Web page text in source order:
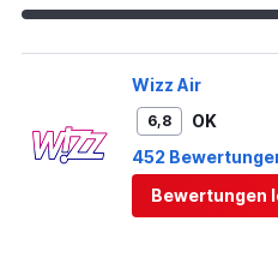
Wizz Air
6,8
OK
452
Bewertungen